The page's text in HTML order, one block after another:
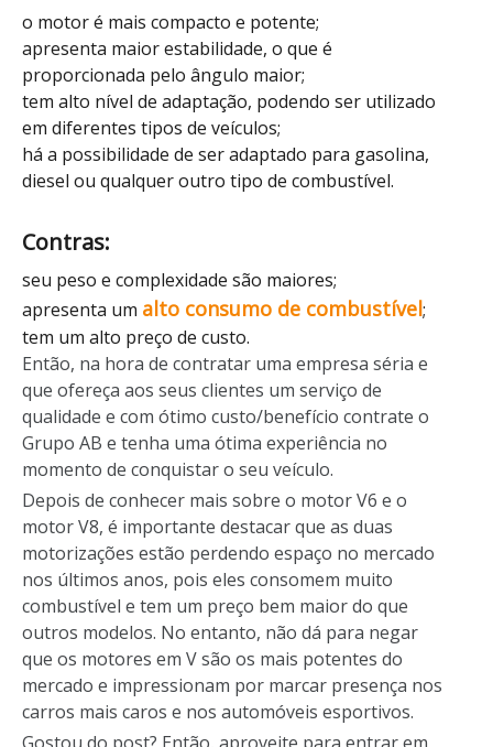
o motor é mais compacto e potente;
apresenta maior estabilidade, o que é
proporcionada pelo ângulo maior;
tem alto nível de adaptação, podendo ser utilizado
em diferentes tipos de veículos;
há a possibilidade de ser adaptado para gasolina,
diesel ou qualquer outro tipo de combustível.
Contras:
seu peso e complexidade são maiores;
apresenta um alto consumo de combustível;
tem um alto preço de custo.
Então, na hora de contratar uma empresa séria e
que ofereça aos seus clientes um serviço de
qualidade e com ótimo custo/benefício contrate o
Grupo AB e tenha uma ótima experiência no
momento de conquistar o seu veículo.
Depois de conhecer mais sobre o motor V6 e o
motor V8, é importante destacar que as duas
motorizações estão perdendo espaço no mercado
nos últimos anos, pois eles consomem muito
combustível e tem um preço bem maior do que
outros modelos. No entanto, não dá para negar
que os motores em V são os mais potentes do
mercado e impressionam por marcar presença nos
carros mais caros e nos automóveis esportivos.
Gostou do post? Então, aproveite para entrar em